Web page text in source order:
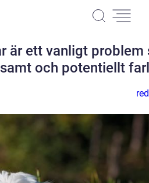
är ett vanligt problem
och potentiellt